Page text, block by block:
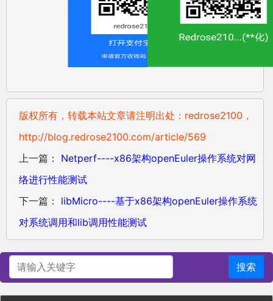
版权所有，转载本站文章请注明出处：redrose2100，
http://blog.redrose2100.com/article/569
上一篇： Netperf----x86架构openEuler操作系统对网
络进行性能测试
下一篇： libMicro----基于x86架构openEuler操作系统
对系统调用和lib调用性能测试
搜索